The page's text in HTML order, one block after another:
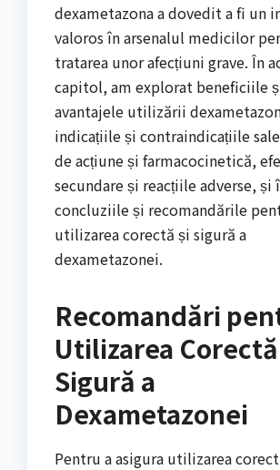
dexametazona a dovedit a fi un
valoros în arsenalul medicilor
tratarea unor afecțiuni grave. În
capitol, am explorat beneficiile
avantajele utilizării
indicațiile și contraindicațiile
de acțiune și farmacocinetică,
secundare și reacțiile adverse, și
concluziile și recomandările
utilizarea corectă și sigură a
dexametazonei.
Recomandări
Utilizarea
Sigură a
Dexametazonei
Pentru a asigura utilizarea